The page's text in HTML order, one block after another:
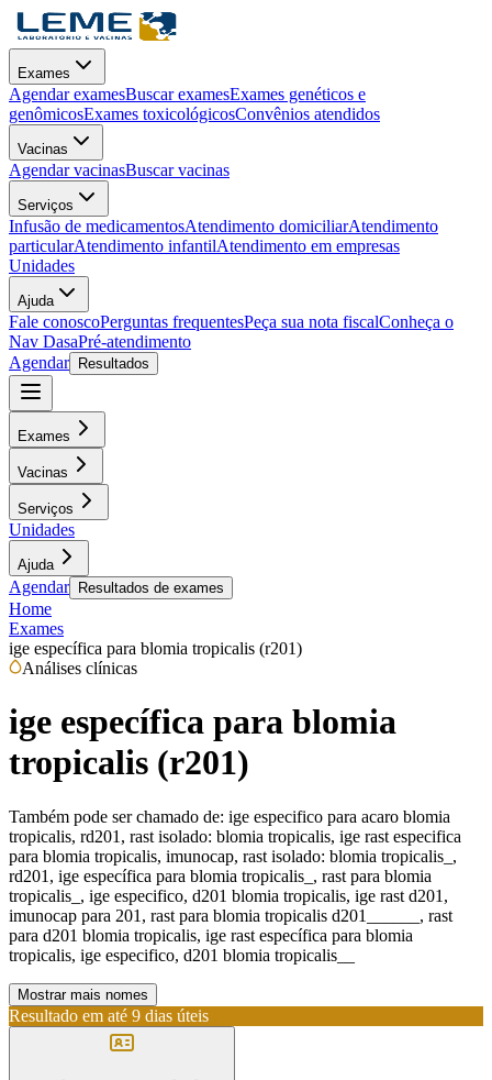
Exames
Agendar examesBuscar examesExames genéticos e
genômicosExames toxicológicosConvênios atendidos
Vacinas
Agendar vacinasBuscar vacinas
Serviços
Infusão de medicamentosAtendimento domiciliarAtendimento
particularAtendimento infantilAtendimento em empresas
Unidades
Ajuda
Fale conoscoPerguntas frequentesPeça sua nota fiscalConheça o
Nav DasaPré-atendimento
Agendar
Resultados
Exames
Vacinas
Serviços
Unidades
Ajuda
Agendar Resultados de exames
Home
Exames
ige específica para blomia tropicalis (r201)
Análises clínicas
ige específica para blomia
tropicalis (r201)
Também pode ser chamado de: ige especifico para acaro blomia
tropicalis, rd201, rast isolado: blomia tropicalis, ige rast especifica
para blomia tropicalis, imunocap, rast isolado: blomia tropicalis_,
rd201, ige específica para blomia tropicalis_, rast para blomia
tropicalis_, ige especifico, d201 blomia tropicalis, ige rast d201,
imunocap para 201, rast para blomia tropicalis d201______, rast
para d201 blomia tropicalis, ige rast específica para blomia
tropicalis, ige especifico, d201 blomia tropicalis__
Mostrar mais nomes
Resultado em até 9 dias úteis